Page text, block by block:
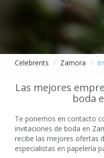
Celebrents Zamora
Las mejores
boda
Te ponemos en contacto
invitaciones de boda en
recibe las mejores ofertas
especialistas en papelería